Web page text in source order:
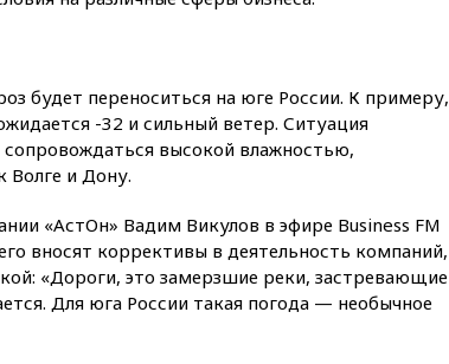
вчера, 21:25Руслан Терновой
выиграл золото чемпионата
Европы в прыжках с 10-
обращений о прекращении
концессии строительства ж/д
в Армении
вчера, 21:00В России вновь
будет переноситься на юге России. К примеру,
-32 и сильный ветер. Ситуация
высокой влажностью,
Волге и Дону.
«АстОн» Вадим Викулов в эфире Business FM
вносят коррективы в деятельность компаний,
«Дороги, это замерзшие реки, застревающие
Для юга России такая погода — необычное